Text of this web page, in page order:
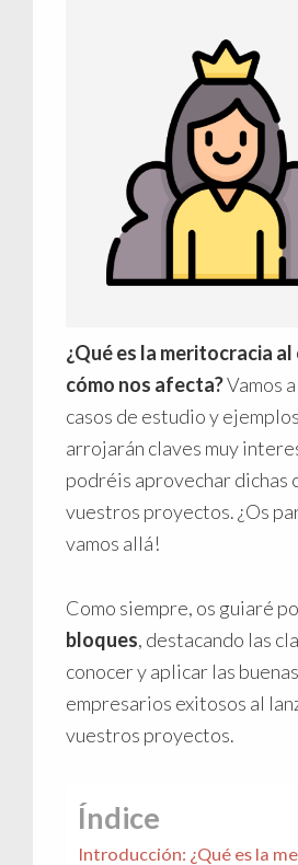
¿Qué es la meritocracia
cómo nos afecta?Vamos
casos de estudio y
arrojarán claves muy
podréis aprovechar dichas
vuestros proyectos. ¿Os
vamos allá!
Como siempre, os guiaré
bloques, destacando las
conocer y aplicar las
empresarios exitosos al
vuestros proyectos.
Índice
Introducción: ¿Qué es la